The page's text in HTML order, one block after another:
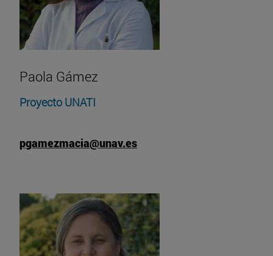
Paola Gámez
Proyecto UNATI
pgamezmacia@unav.es